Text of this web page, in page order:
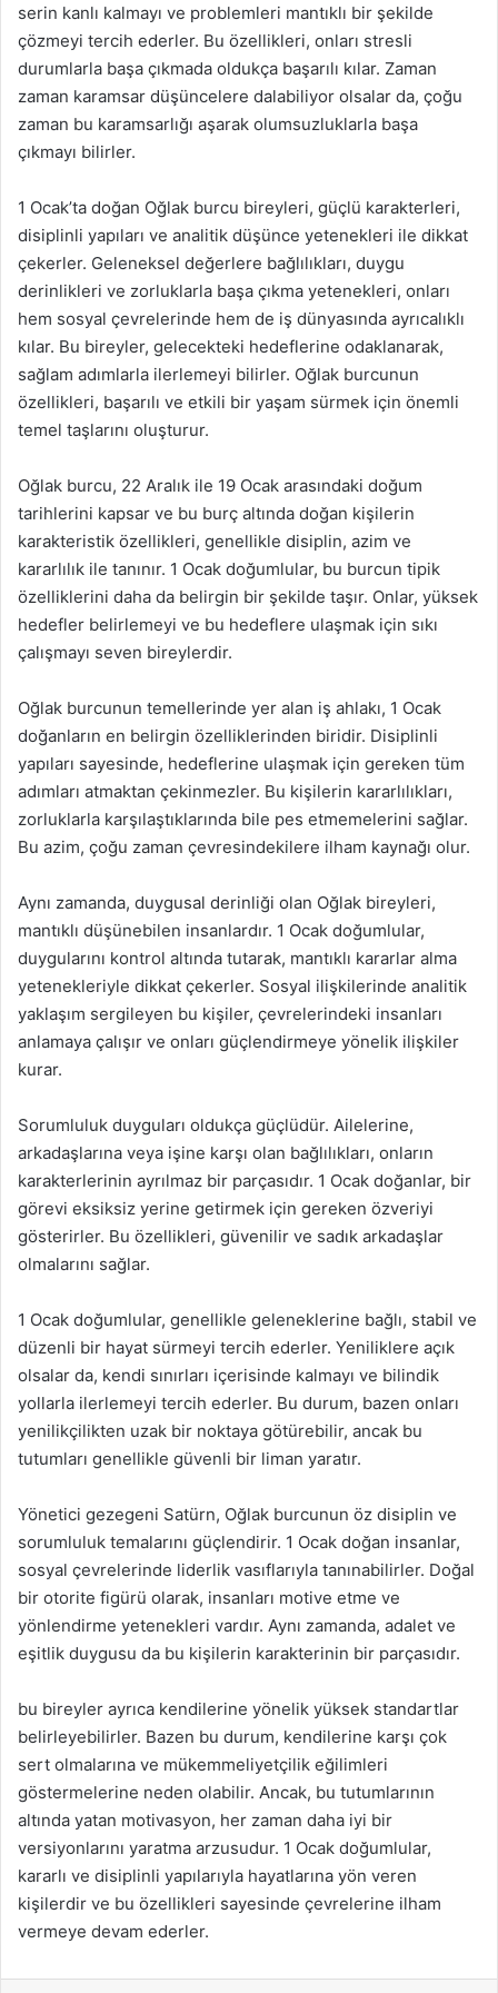
serin kanlı kalmayı ve problemleri mantıklı bir şekilde
çözmeyi tercih ederler. Bu özellikleri, onları stresli
durumlarla başa çıkmada oldukça başarılı kılar. Zaman
zaman karamsar düşüncelere dalabiliyor olsalar da, çoğu
zaman bu karamsarlığı aşarak olumsuzluklarla başa
çıkmayı bilirler.
1 Ocak’ta doğan Oğlak burcu bireyleri, güçlü karakterleri,
disiplinli yapıları ve analitik düşünce yetenekleri ile dikkat
çekerler. Geleneksel değerlere bağlılıkları, duygu
derinlikleri ve zorluklarla başa çıkma yetenekleri, onları
hem sosyal çevrelerinde hem de iş dünyasında ayrıcalıklı
kılar. Bu bireyler, gelecekteki hedeflerine odaklanarak,
sağlam adımlarla ilerlemeyi bilirler. Oğlak burcunun
özellikleri, başarılı ve etkili bir yaşam sürmek için önemli
temel taşlarını oluşturur.
Oğlak burcu, 22 Aralık ile 19 Ocak arasındaki doğum
tarihlerini kapsar ve bu burç altında doğan kişilerin
karakteristik özellikleri, genellikle disiplin, azim ve
kararlılık ile tanınır. 1 Ocak doğumlular, bu burcun tipik
özelliklerini daha da belirgin bir şekilde taşır. Onlar, yüksek
hedefler belirlemeyi ve bu hedeflere ulaşmak için sıkı
çalışmayı seven bireylerdir.
Oğlak burcunun temellerinde yer alan iş ahlakı, 1 Ocak
doğanların en belirgin özelliklerinden biridir. Disiplinli
yapıları sayesinde, hedeflerine ulaşmak için gereken tüm
adımları atmaktan çekinmezler. Bu kişilerin kararlılıkları,
zorluklarla karşılaştıklarında bile pes etmemelerini sağlar.
Bu azim, çoğu zaman çevresindekilere ilham kaynağı olur.
Aynı zamanda, duygusal derinliği olan Oğlak bireyleri,
mantıklı düşünebilen insanlardır. 1 Ocak doğumlular,
duygularını kontrol altında tutarak, mantıklı kararlar alma
yetenekleriyle dikkat çekerler. Sosyal ilişkilerinde analitik
yaklaşım sergileyen bu kişiler, çevrelerindeki insanları
anlamaya çalışır ve onları güçlendirmeye yönelik ilişkiler
kurar.
Sorumluluk duyguları oldukça güçlüdür. Ailelerine,
arkadaşlarına veya işine karşı olan bağlılıkları, onların
karakterlerinin ayrılmaz bir parçasıdır. 1 Ocak doğanlar, bir
görevi eksiksiz yerine getirmek için gereken özveriyi
gösterirler. Bu özellikleri, güvenilir ve sadık arkadaşlar
olmalarını sağlar.
1 Ocak doğumlular, genellikle geleneklerine bağlı, stabil ve
düzenli bir hayat sürmeyi tercih ederler. Yeniliklere açık
olsalar da, kendi sınırları içerisinde kalmayı ve bilindik
yollarla ilerlemeyi tercih ederler. Bu durum, bazen onları
yenilikçilikten uzak bir noktaya götürebilir, ancak bu
tutumları genellikle güvenli bir liman yaratır.
Yönetici gezegeni Satürn, Oğlak burcunun öz disiplin ve
sorumluluk temalarını güçlendirir. 1 Ocak doğan insanlar,
sosyal çevrelerinde liderlik vasıflarıyla tanınabilirler. Doğal
bir otorite figürü olarak, insanları motive etme ve
yönlendirme yetenekleri vardır. Aynı zamanda, adalet ve
eşitlik duygusu da bu kişilerin karakterinin bir parçasıdır.
bu bireyler ayrıca kendilerine yönelik yüksek standartlar
belirleyebilirler. Bazen bu durum, kendilerine karşı çok
sert olmalarına ve mükemmeliyetçilik eğilimleri
göstermelerine neden olabilir. Ancak, bu tutumlarının
altında yatan motivasyon, her zaman daha iyi bir
versiyonlarını yaratma arzusudur. 1 Ocak doğumlular,
kararlı ve disiplinli yapılarıyla hayatlarına yön veren
kişilerdir ve bu özellikleri sayesinde çevrelerine ilham
vermeye devam ederler.